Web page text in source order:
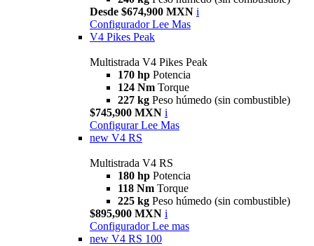
Desde $674,900 MXN i
Configurador Lee Mas
V4 Pikes Peak
Multistrada V4 Pikes Peak
170 hp Potencia
124 Nm Torque
227 kg Peso húmedo (sin combustible)
$745,900 MXN i
Configurar Lee Mas
new V4 RS
Multistrada V4 RS
180 hp Potencia
118 Nm Torque
225 kg Peso húmedo (sin combustible)
$895,900 MXN i
Configurador Lee mas
new V4 RS 100